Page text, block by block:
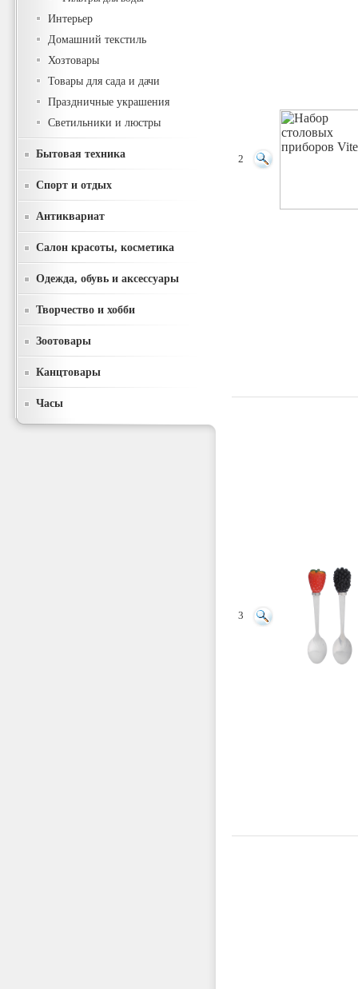
Интерьер
Домашний текстиль
Хозтовары
Товары для сада и дачи
Праздничные украшения
Светильники и люстры
Бытовая техника
Спорт и отдых
Антиквариат
Салон красоты, косметика
Одежда, обувь и аксессуары
Творчество и хобби
Зоотовары
Канцтовары
Часы
2
3